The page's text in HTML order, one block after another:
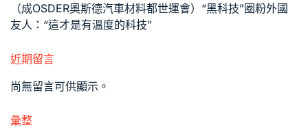
（成OSDER奧斯德汽車材料都世運會）“黑科技”圈粉外國
友人：“這才是有溫度的科技”
近期留言
尚無留言可供顯示。
彙整